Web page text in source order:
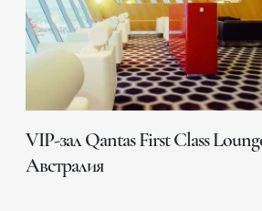
VIP-зал Qantas First Class
Австралия